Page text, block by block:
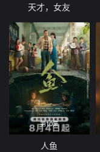
天才，女友
第10集
人鱼